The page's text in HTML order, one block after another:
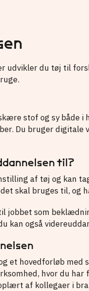
udvikler du tøj til
stof og sy både i
Du bruger
til?
af tøj og kan
skal bruges til, og
jobbet som
kan også
et hovedforløb med
hvor du
af kollegaer i